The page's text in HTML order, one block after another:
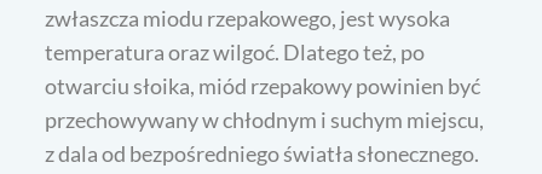
zwłaszcza miodu rzepakowego, jest wysoka
temperatura oraz wilgoć. Dlatego też, po
otwarciu słoika, miód rzepakowy powinien być
przechowywany w chłodnym i suchym miejscu,
z dala od bezpośredniego światła słonecznego.